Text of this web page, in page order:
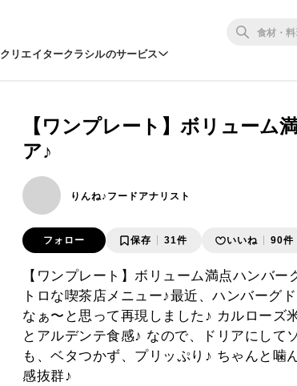
クリエイタークラシルのサービス
【ワンプレート】ボリューム
ア♪
りんね♪フードアナリスト
フォロー 保存 31件 いいね 90件
【ワンプレート】ボリューム満点ハンバ
トロな喫茶店メニュー♪最近、ハンバーグ
なぁ〜と思って再現しました♪ カルローズ
とアルデンテ食感♪ なので、ドリアにして
も、ベタつかず、プリッぷり♪ ちゃんと噛
感抜群♪